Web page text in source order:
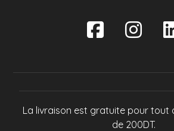
La livraison est gratuite pour tout
de 200DT.